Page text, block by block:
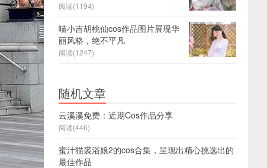
阅读(1194)
喵小吉胡桃仙cos作品图片展现华
丽风格，绝不平凡
阅读(1247)
随机文章
云溪溪免费：近期Cos作品分享
阅读(446)
蜜汁猫裘浴娘2的cos合集，呈现出精心挑选出的
最佳作品